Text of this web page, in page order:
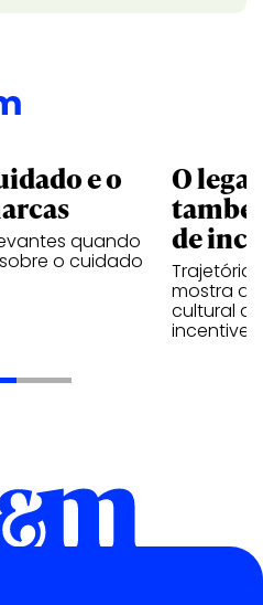
e o
quando
o cuidado
O
de
Trajetória
mostra
cultural
incentive